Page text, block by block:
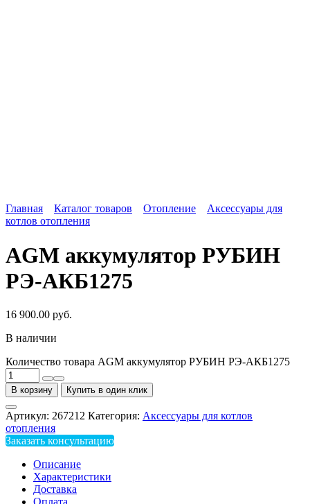
Главная Каталог товаров Отопление
Аксессуары для
котлов отопления
AGM аккумулятор РУБИН
РЭ-АКБ1275
16 900.00 руб.
В наличии
Количество товара AGM аккумулятор РУБИН РЭ-АКБ1275
В корзину Купить в один клик
Артикул: 267212 Категория: Аксессуары для котлов
отопления
Заказать консультацию
Описание
Характеристики
Доставка